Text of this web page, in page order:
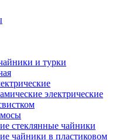
и турки
электрические
стеклянные чайники
чайники в пластиковом